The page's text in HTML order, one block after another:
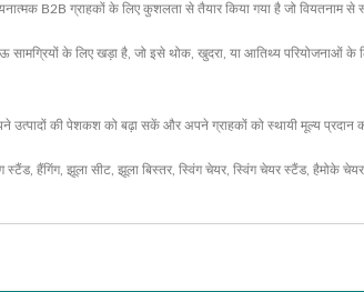
B2B ग्राहकों के लिए कुशलता से तैयार किया गया है जो वियतनाम से
सामग्रियों के लिए खड़ा है, जो इसे थोक, खुदरा, या आतिथ्य
की पेशकश को बढ़ा सकें और अपने ग्राहकों को स्थायी मूल्य प्रदान
स्टैंड, हैंगिंग, झूला सीट झूला बिस्तर, स्विंग चेयर, स्विंग चेयर स्टैंड, हैमोके चेयर